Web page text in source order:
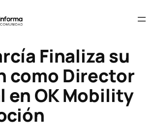
Finaliza su
como Director
en OK Mobility